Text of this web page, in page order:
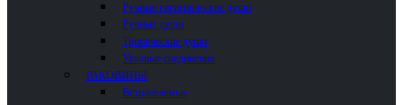
Ручные гигиенические души
Ручные души
Тропические души
Угловые соединения
РАКОВИНЫ
Встраиваемые